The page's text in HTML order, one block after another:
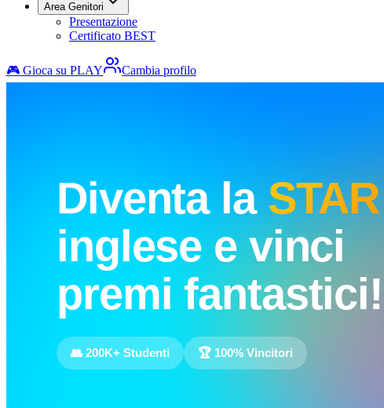
Area Genitori
Presentazione
Certificato BEST
🎮 Gioca su PLAY Cambia profilo
Diventa la STAR
inglese e vinci
premi fantastici!
👥 200K+ Studenti 🏆 100% Vincitori